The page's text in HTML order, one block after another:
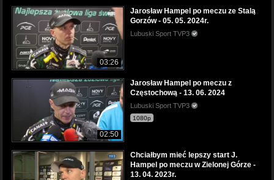
03:26
Jarosław Hampel po meczu ze Stalą
Gorzów - 05. 05. 2024r.
Lubuski Sport TVP3
02:50
Jarosław Hampel po meczu z
Częstochową - 13. 06. 2024
Lubuski Sport TVP3
1080p
Chciałbym mieć lepszy start J.
Hampel po meczu w Zielonej Górze -
13. 04. 2023r.